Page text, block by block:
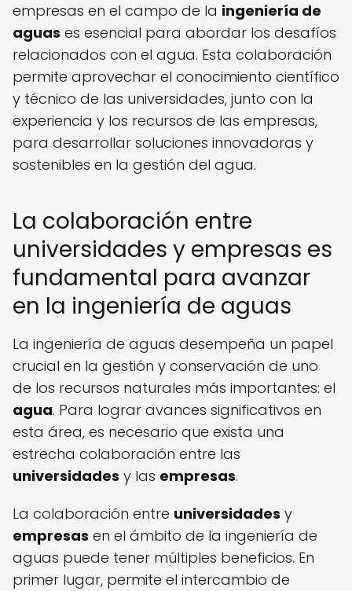
empresas en el campo de la ingeniería de
aguas es esencial para abordar los desafíos
relacionados con el agua. Esta colaboración
permite aprovechar el conocimiento científico
y técnico de las universidades, junto con la
experiencia y los recursos de las empresas,
para desarrollar soluciones innovadoras y
sostenibles en la gestión del agua.
La colaboración entre
universidades y empresas es
fundamental para avanzar
en la ingeniería de aguas
La ingeniería de aguas desempeña un papel
crucial en la gestión y conservación de uno
de los recursos naturales más importantes: el
agua. Para lograr avances significativos en
esta área, es necesario que exista una
estrecha colaboración entre las
universidades y las empresas.
La colaboración entre universidades y
empresas en el ámbito de la ingeniería de
aguas puede tener múltiples beneficios. En
primer lugar, permite el intercambio de